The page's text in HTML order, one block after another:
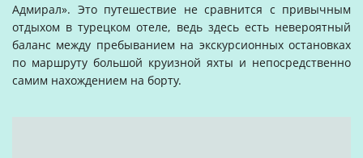
Адмирал». Это путешествие не сравнится с привычным
отдыхом в турецком отеле, ведь здесь есть невероятный
баланс между пребыванием на экскурсионных остановках
по маршруту большой круизной яхты и непосредственно
самим нахождением на борту.